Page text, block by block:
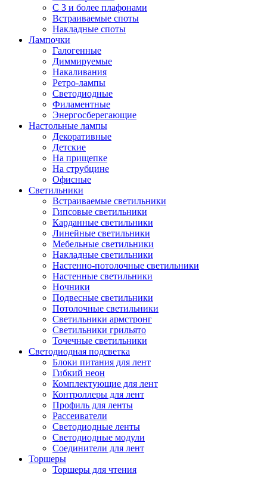
С 3 и более плафонами
Встраиваемые споты
Накладные споты
Лампочки
Галогенные
Диммируемые
Накаливания
Ретро-лампы
Светодиодные
Филаментные
Энергосберегающие
Настольные лампы
Декоративные
Детские
На прищепке
На струбцине
Офисные
Светильники
Встраиваемые светильники
Гипсовые светильники
Карданные светильники
Линейные светильники
Мебельные светильники
Накладные светильники
Настенно-потолочные светильники
Настенные светильники
Ночники
Подвесные светильники
Потолочные светильники
Светильники армстронг
Светильники грильято
Точечные светильники
Светодиодная подсветка
Блоки питания для лент
Гибкий неон
Комплектующие для лент
Контроллеры для лент
Профиль для ленты
Рассеиватели
Светодиодные ленты
Светодиодные модули
Соединители для лент
Торшеры
Торшеры для чтения